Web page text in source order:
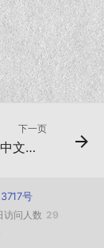
下一页
Python 中 tkinter 源码安装使用与中文乱码
号
访问人数 29